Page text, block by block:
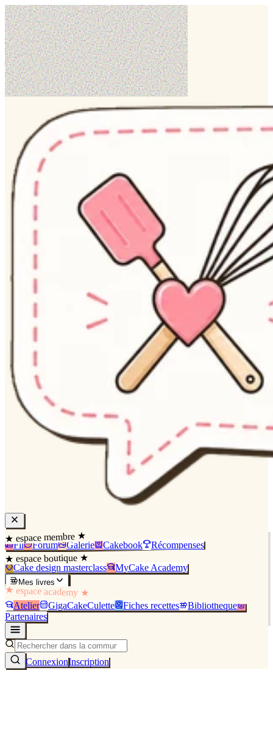
★ espace membre ★
Fil Forum Galerie Cakebook Récompenses
★ espace boutique ★
Cake design masterclass MyCake Academy
Mes livres
★ espace academy ★
Atelier GigaCakeCulette Fiches recettes
Bibliothèque
Partenaires
ConnexionInscription